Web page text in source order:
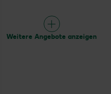
Weitere Angebote anzeigen